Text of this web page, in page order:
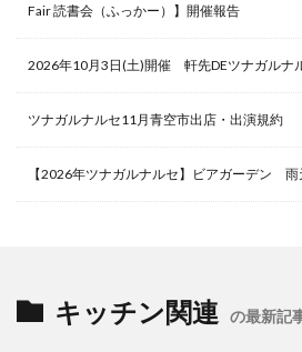
Fair 読書会（ふっかー）】開催報告
2026年10月3日(土)開催 軒先DEツナガルナ
ツナガルナルセ11月青空市出店・出演規約
【2026年ツナガルナルセ】ビアガーデン 雨
キッチン関連 の最新記